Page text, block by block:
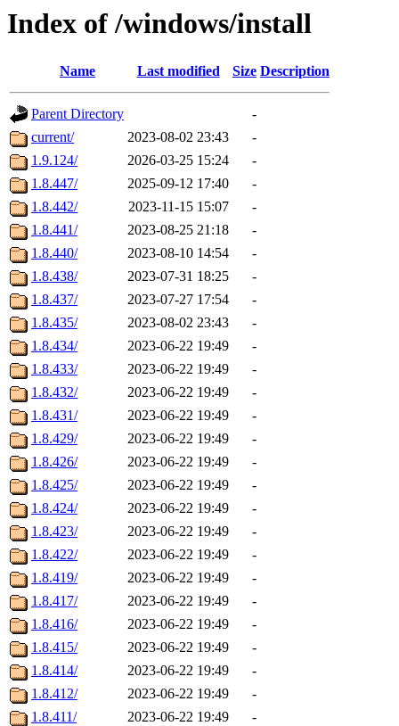
Index of /windows/install
Name Last modified Size Description
Parent Directory
-
current/
2023-08-02 23:43
-
1.9.124/
2026-03-25 15:24
-
1.8.447/
2025-09-12 17:40
-
1.8.442/
2023-11-15 15:07
-
1.8.441/
2023-08-25 21:18
-
1.8.440/
2023-08-10 14:54
-
1.8.438/
2023-07-31 18:25
-
1.8.437/
2023-07-27 17:54
-
1.8.435/
2023-08-02 23:43
-
1.8.434/
2023-06-22 19:49
-
1.8.433/
2023-06-22 19:49
-
1.8.432/
2023-06-22 19:49
-
1.8.431/
2023-06-22 19:49
-
1.8.429/
2023-06-22 19:49
-
1.8.426/
2023-06-22 19:49
-
1.8.425/
2023-06-22 19:49
-
1.8.424/
2023-06-22 19:49
-
1.8.423/
2023-06-22 19:49
-
1.8.422/
2023-06-22 19:49
-
1.8.419/
2023-06-22 19:49
-
1.8.417/
2023-06-22 19:49
-
1.8.416/
2023-06-22 19:49
-
1.8.415/
2023-06-22 19:49
-
1.8.414/
2023-06-22 19:49
-
1.8.412/
2023-06-22 19:49
-
1.8.411/
2023-06-22 19:49
-